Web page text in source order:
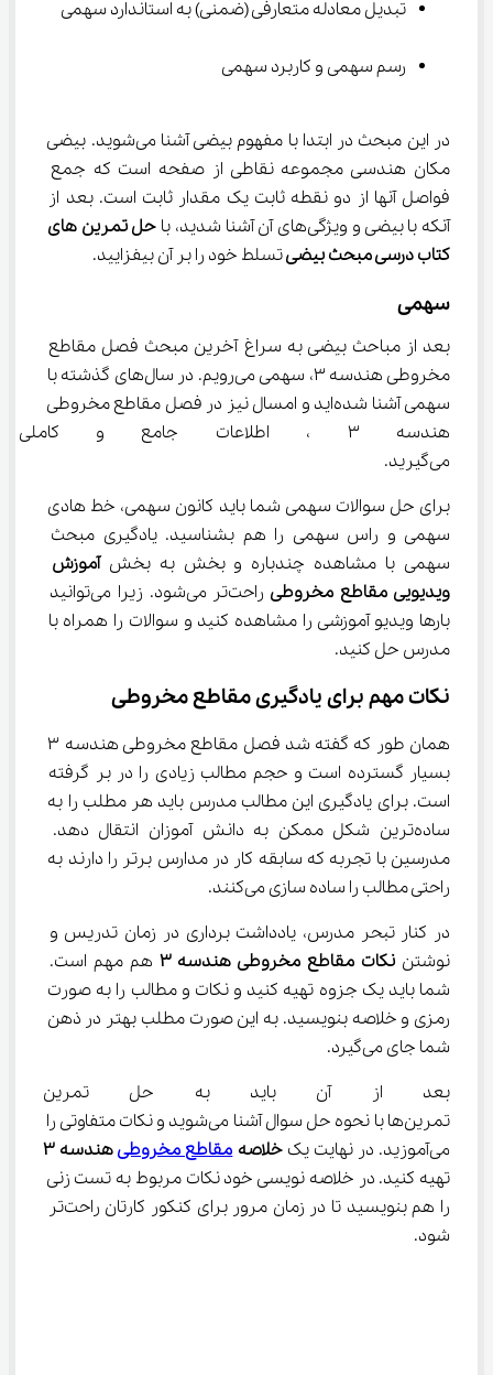
تبدیل معادله متعارفی (ضمنی) به استاندارد سهمی
رسم سهمی و کاربرد سهمی
در این مبحث در ابتدا با مفهوم بیضی آشنا می‌شوید. بیضی
مکان هندسی مجموعه نقاطی از صفحه است که جمع
فواصل آنها از دو نقطه ثابت یک مقدار ثابت است. بعد از
آنکه با بیضی و ویژگی‌های آن آشنا شدید، با
حل تمرین های
کتاب درسی مبحث بیضی تسلط خود را بر آن بیفزایید.
سهمی
بعد از مباحث بیضی به سراغ آخرین مبحث فصل مقاطع
مخروطی هندسه ۳، سهمی می‌رویم. در سال‌های گذشته با
سهمی آشنا شده‌اید و امسال نیز در فصل مقاطع مخروطی
هندسه ۳ ، اطلاعات جامع و
می‌گیرید.
برای حل سوالات سهمی شما باید کانون سهمی، خط هادی
سهمی و راس سهمی را هم بشناسید. یادگیری مبحث
سهمی با مشاهده چندباره و بخش به بخش آموزش
ویدیویی مقاطع مخروطی
راحت‌تر می‌شود. زیرا می‌توانید
بارها ویدیو آموزشی را مشاهده کنید و سوالات را همراه با
مدرس حل کنید.
نکات مهم برای یادگیری مقاطع مخروطی
بسیار گسترده است و حجم مطالب زیادی را در بر گرفته
است. برای یادگیری این مطالب مدرس باید هر مطلب را به
ساده‌ترین شکل ممکن به دانش آموزان انتقال دهد.
مدرسین با تجربه که سابقه کار در مدارس برتر را دارند به
راحتی مطالب را ساده سازی می‌کنند.
در کنار تبحر مدرس، یادداشت برداری در زمان تدریس و
نوشتن نکات مقاطع مخروطی هندسه ۳
هم مهم است.
شما باید یک جزوه تهیه کنید و نکات و مطالب را به صورت
رمزی و خلاصه بنویسید. به این صورت مطلب بهتر در ذهن
شما جای می‌گیرد.
بعد از آن باید به حل تمرین
تمرین‌ها با نحوه حل سوال آشنا می‌شوید و نکات متفاوتی را
می‌آموزید. در نهایت یک
خلاصه مقاطع مخروطی هندسه ۳
تهیه کنید. در خلاصه نویسی خود نکات مربوط به تست زنی
را هم بنویسید تا در زمان مرور برای کنکور کارتان راحت‌تر
شود.